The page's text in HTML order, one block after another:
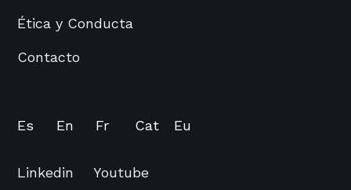
Ética y Conducta
Contacto
Es En Fr Cat Eu
Linkedin Youtube